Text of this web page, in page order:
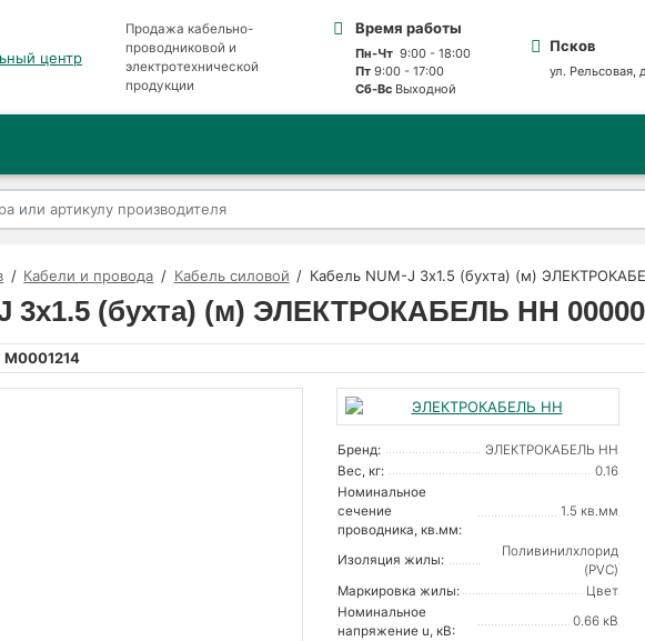
Продажа кабельно-
проводниковой и
электротехнической
продукции
Время работы
Пн-Чт9:00 - 18:00
Пт9:00 - 17:00
Сб-ВсВыходной
Псков
ул. Рельсовая,
Кабели и провода Кабель силовой Кабель NUM-J 3х1.5 (бухта) (м)
3х1.5 (бухта) (м) ЭЛЕКТРОКАБЕЛЬ НН
M0001214
Бренд:
ЭЛЕКТРОКАБЕЛЬ НН
Вес, кг:
0.16
Номинальное
сечение
проводника, кв.мм:
1.5 кв.мм
Изоляция жилы:
Поливинилхлорид
(PVC)
Маркировка жилы:
Цвет
Номинальное
напряжение u, кВ:
0.66 кВ